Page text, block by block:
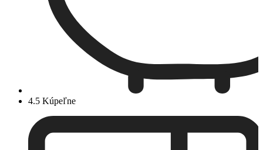
4.5 Kúpeľne